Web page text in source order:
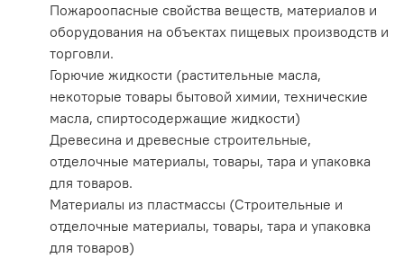
Пожароопасные свойства веществ, материалов и
оборудования на объектах пищевых производств и
торговли.
Горючие жидкости (растительные масла,
некоторые товары бытовой химии, технические
масла, спиртосодержащие жидкости)
Древесина и древесные строительные,
отделочные материалы, товары, тара и упаковка
для товаров.
Материалы из пластмассы (Строительные и
отделочные материалы, товары, тара и упаковка
для товаров)